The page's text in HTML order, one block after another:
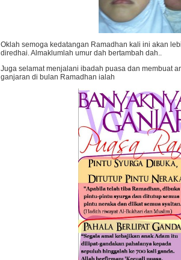
Oklah semoga kedatangan Ramadhan kali ini akan
diredhai. Almaklumlah umur dah bertambah dah..
Juga selamat menjalani ibadah puasa dan membuat
ganjaran di bulan Ramadhan ialah